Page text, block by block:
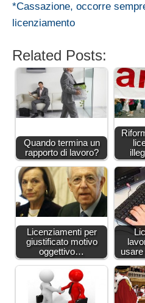
*Cassazione, occorre
licenziamento
Related Posts:
Quando termina un
rapporto di lavoro?
Licenziamenti per
giustificato motivo
oggettivo…